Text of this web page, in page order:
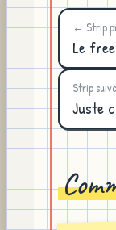
← Strip
Le
Strip
Juste